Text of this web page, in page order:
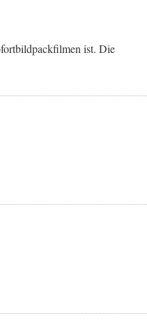
ist. Die